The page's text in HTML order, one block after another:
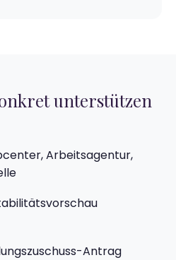
unterstützen
Arbeitsagentur,
Antrag